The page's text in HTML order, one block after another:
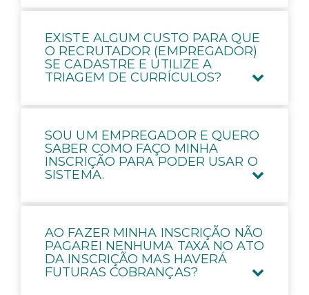
EXISTE ALGUM CUSTO PARA QUE
O RECRUTADOR (EMPREGADOR)
SE CADASTRE E UTILIZE A
TRIAGEM DE CURRÍCULOS?
SOU UM EMPREGADOR E QUERO
SABER COMO FAÇO MINHA
INSCRIÇÃO PARA PODER USAR O
SISTEMA.
AO FAZER MINHA INSCRIÇÃO NÃO
PAGAREI NENHUMA TAXA NO ATO
DA INSCRIÇÃO MAS HAVERÁ
FUTURAS COBRANÇAS?